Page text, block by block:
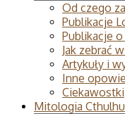
Od czego
Publikacje
Publikacje
Jak zebrać
Artykuły i
Inne
Ciekawostki
Mitologia Cthulhu